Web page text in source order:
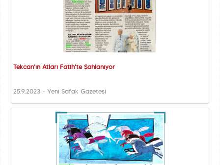
Tekcan'ın Atları Fatih'te Şahlanıyor
25.9.2023 - Yeni Şafak Gazetesi